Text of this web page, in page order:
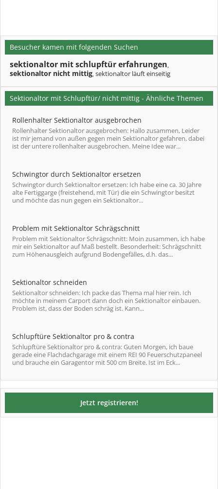
Besucher kamen mit folgenden Suchen
sektionaltor mit schlupftür erfahrungen,
sektionaltor nicht mittig, sektionaltor läuft einseitig
Sektionaltor mit Schlupftür/ nicht mittig - Ähnliche Themen
Rollenhalter Sektionaltor ausgebrochen
Rollenhalter Sektionaltor ausgebrochen: Hallo zusammen, Leider
ist mir jemand von außen gegen mein Sektionaltor gefahren, dabei
ist der untere rollenhalter ausgebrochen. Meine Idee war...
Schwingtor durch Sektionaltor ersetzen
Schwingtor durch Sektionaltor ersetzen: Ich habe eine ca. 30 Jahre
alte Fertiggarge (freistehend, mit Tür) die ein Schwingtor besitzt
und möchte das nun gegen ein Sektionaltor...
Problem mit Sektionaltor Schrägschnitt
Problem mit Sektionaltor Schrägschnitt: Moin zusammen, ich habe
mir ein Sektionaltor auf Maß bestellt. Besonderheit: Schrägschnitt
zum Höhenausgleich aufgrund Bodengefälles, d.h. das...
Sektionaltor schneiden
Sektionaltor schneiden: Ich packe das Thema mal hier rein. Ich
möchte in meinem Carport dann doch ein Sektionaltor einbauen.
Problem ist, dass der Boden schräg ist. Kann...
Schlupftüre Sektionaltor pro & contra
Schlupftüre Sektionaltor pro & contra: Guten Morgen, ich baue
gerade eine Flachdachgarage mit einem REI 90 Feuerschutzpaneel
und brauche ein Garagentor mit 500 cm Breite. Ist im Eck...
Jetzt registrieren!